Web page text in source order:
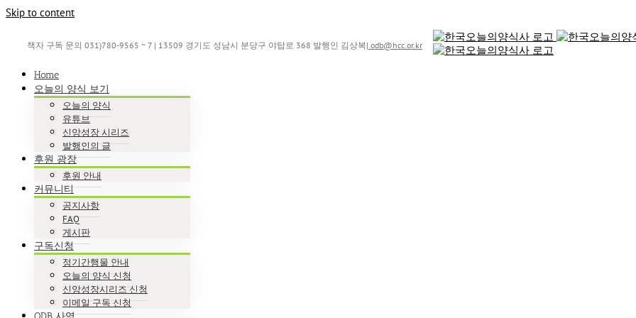
Skip to content
책자 구독 문의 031)780-9565 ~ 7 | 13509 경기도 성남시 분당구 야탑로 368 발행인 김상복| odb@hcc.or.kr
Home
오늘의 양식 보기
오늘의 양식
유튜브
신앙성장 시리즈
발행인의 글
후원 광장
후원 안내
커뮤니티
공지사항
FAQ
게시판
구독신청
정기간행물 안내
오늘의 양식 신청
신앙성장시리즈 신청
이메일 구독 신청